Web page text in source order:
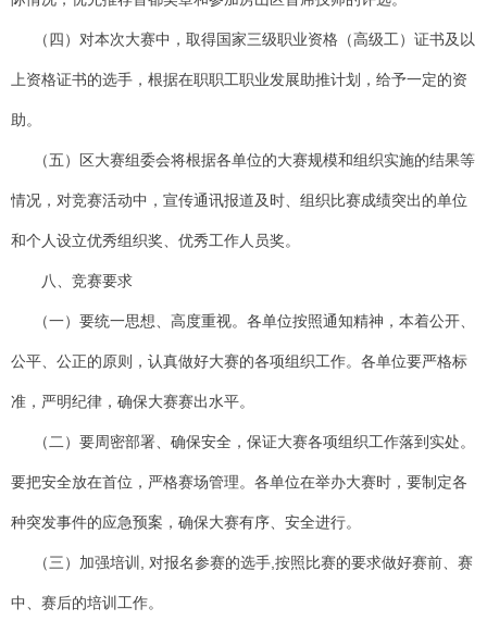
（四）对本次大赛中，取得国家三级职业资格（高级工）证书及以
上资格证书的选手，根据在职职工职业发展助推计划，给予一定的资
助。
（五）区大赛组委会将根据各单位的大赛规模和组织实施的结果等
情况，对竞赛活动中，宣传通讯报道及时、组织比赛成绩突出的单位
和个人设立优秀组织奖、优秀工作人员奖。
八、竞赛要求
（一）要统一思想、高度重视。各单位按照通知精神，本着公开、
公平、公正的原则，认真做好大赛的各项组织工作。各单位要严格标
准，严明纪律，确保大赛赛出水平。
（二）要周密部署、确保安全，保证大赛各项组织工作落到实处。
要把安全放在首位，严格赛场管理。各单位在举办大赛时，要制定各
种突发事件的应急预案，确保大赛有序、安全进行。
（三）加强培训 , 对报名参赛的选手,按照比赛的要求做好赛前、赛
中、赛后的培训工作。